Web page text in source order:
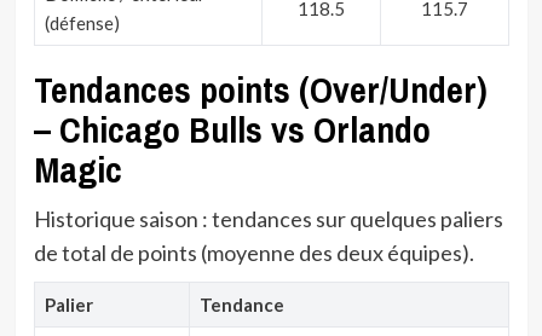
(défense)
118.5 115.7
Tendances points (Over/Under)
– Chicago Bulls vs Orlando
Magic
Historique saison : tendances sur quelques paliers
de total de points (moyenne des deux équipes).
Palier Tendance